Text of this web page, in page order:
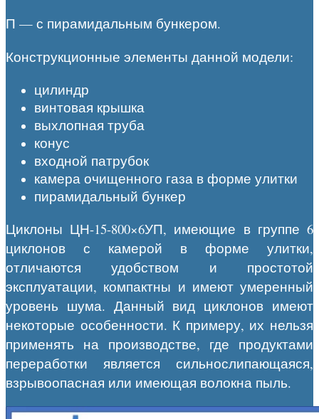
П — с пирамидальным бункером.
Конструкционные элементы данной модели:
цилиндр
винтовая крышка
выхлопная труба
конус
входной патрубок
камера очищенного газа в форме улитки
пирамидальный бункер
Циклоны ЦН-15-800×6УП, имеющие в группе 6
циклонов с камерой в форме улитки,
отличаются удобством и простотой
эксплуатации, компактны и имеют умеренный
уровень шума. Данный вид циклонов имеют
некоторые особенности. К примеру, их нельзя
применять на производстве, где продуктами
переработки является сильнослипающаяся,
взрывоопасная или имеющая волокна пыль.